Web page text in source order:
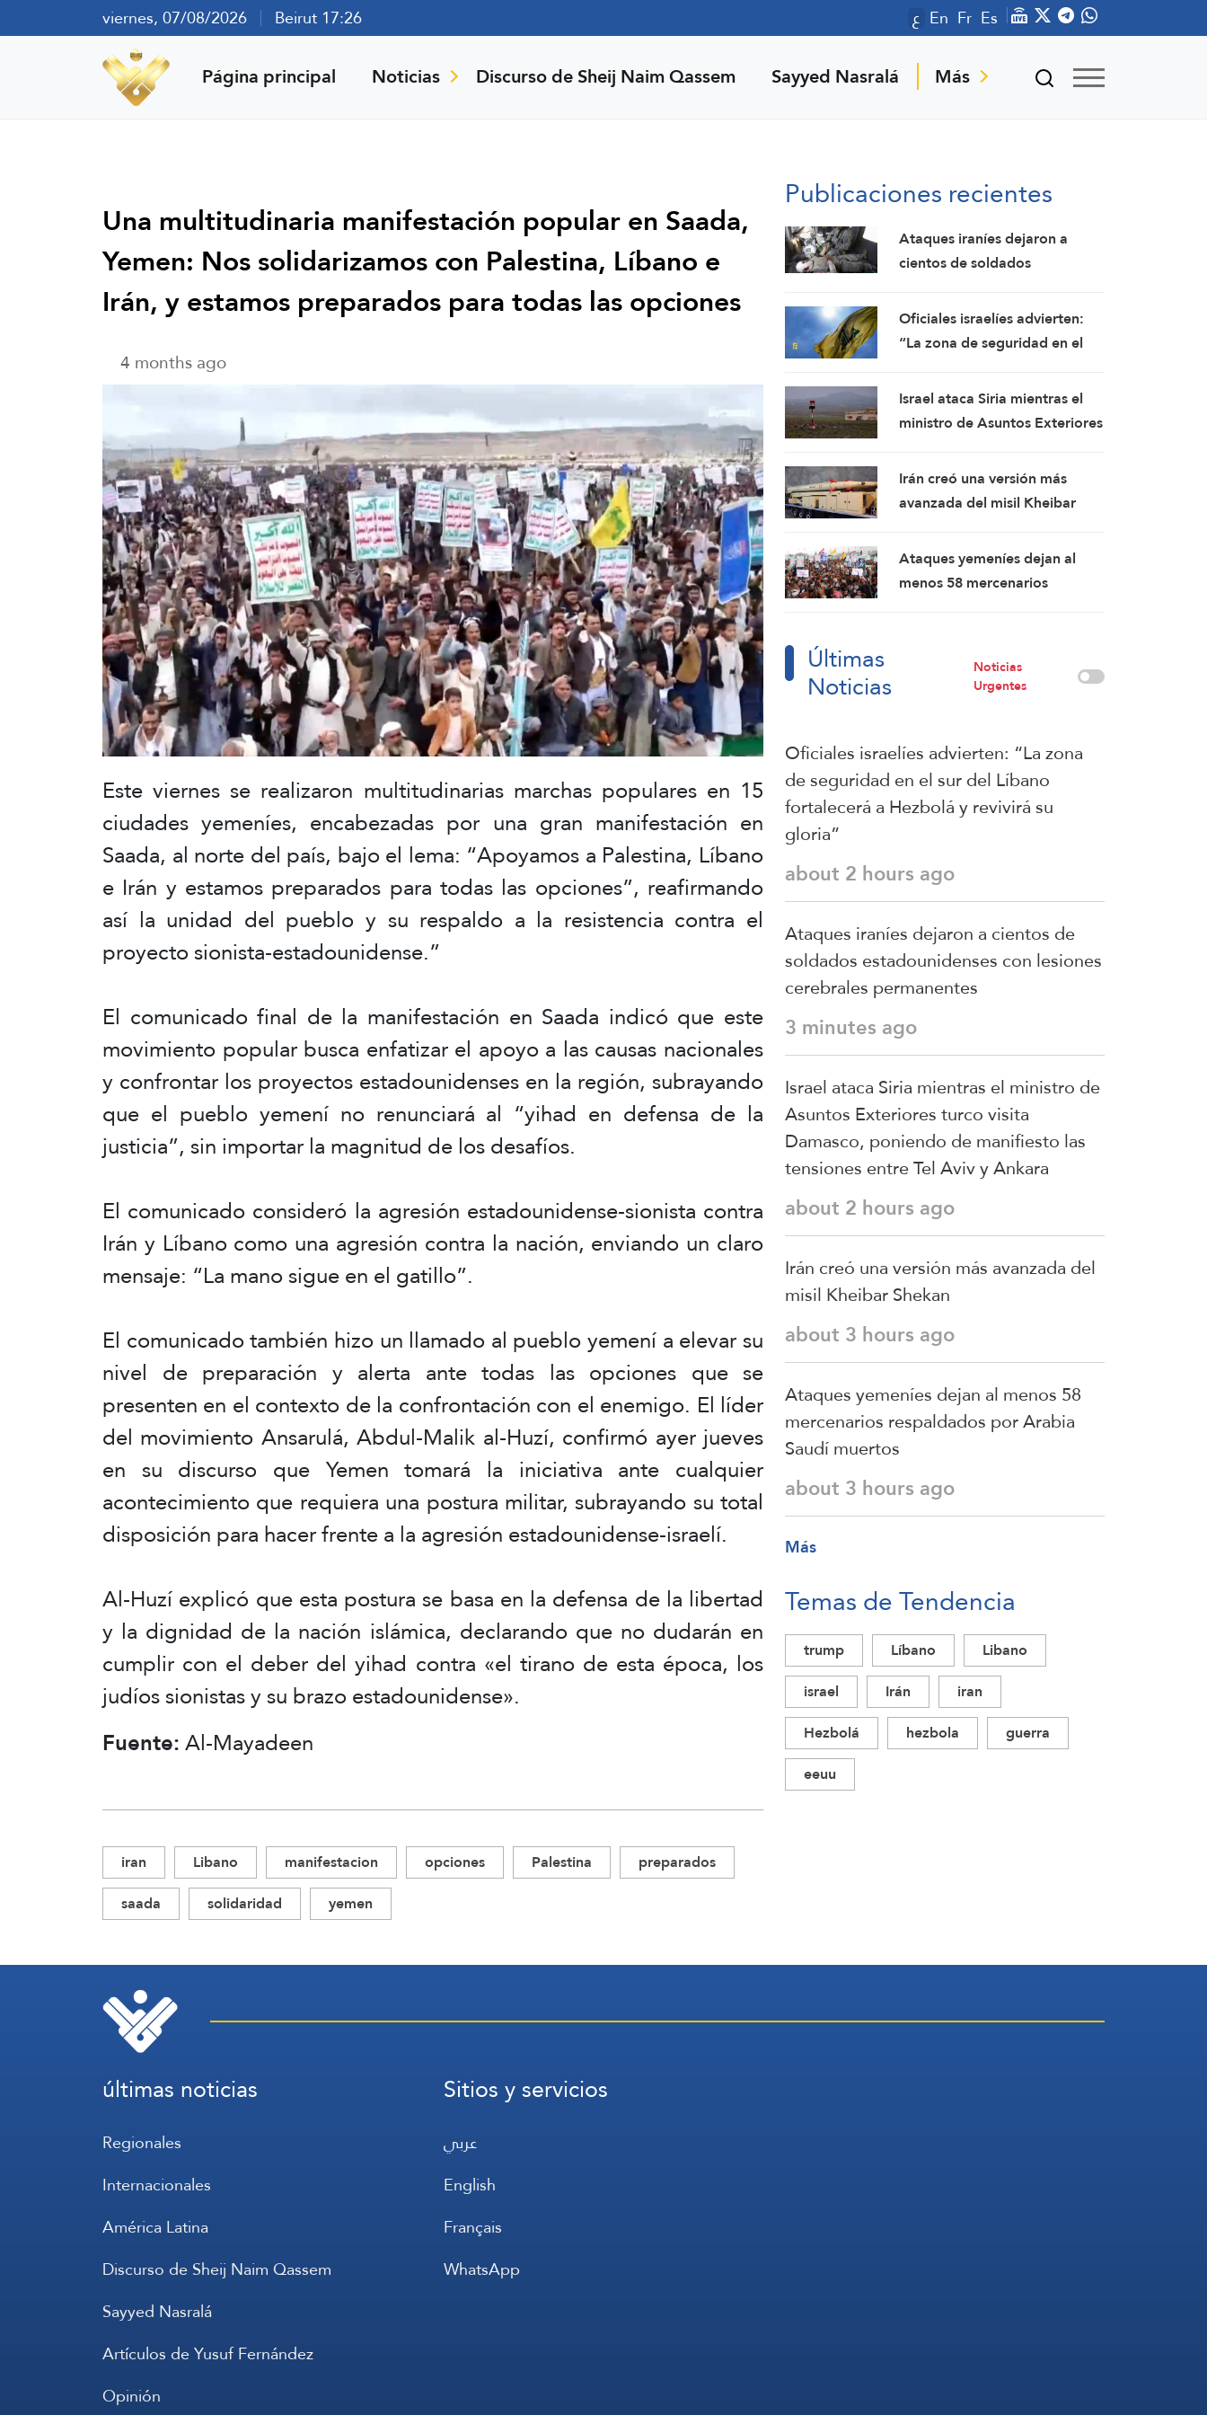
viernes, 07/08/2026 Beirut 17:26 ع En Fr Es
Página principal Noticias Discurso de Sheij Naim Qassem Sayyed Nasralá Más
Una multitudinaria manifestación popular en Saada,
Yemen: Nos solidarizamos con Palestina, Líbano e
Irán, y estamos preparados para todas las opciones
4 months ago
Este viernes se realizaron multitudinarias marchas populares en 15
ciudades yemeníes, encabezadas por una gran manifestación en
Saada, al norte del país, bajo el lema: “Apoyamos a Palestina, Líbano
e Irán y estamos preparados para todas las opciones”, reafirmando
así la unidad del pueblo y su respaldo a la resistencia contra el
proyecto sionista-estadounidense.”
El comunicado final de la manifestación en Saada indicó que este
movimiento popular busca enfatizar el apoyo a las causas nacionales
y confrontar los proyectos estadounidenses en la región, subrayando
que el pueblo yemení no renunciará al “yihad en defensa de la
justicia”, sin importar la magnitud de los desafíos.
El comunicado consideró la agresión estadounidense-sionista contra
Irán y Líbano como una agresión contra la nación, enviando un claro
mensaje: “La mano sigue en el gatillo”.
El comunicado también hizo un llamado al pueblo yemení a elevar su
nivel de preparación y alerta ante todas las opciones que se
presenten en el contexto de la confrontación con el enemigo. El líder
del movimiento Ansarulá, Abdul-Malik al-Huzí, confirmó ayer jueves
en su discurso que Yemen tomará la iniciativa ante cualquier
acontecimiento que requiera una postura militar, subrayando su total
disposición para hacer frente a la agresión estadounidense-israelí.
Al-Huzí explicó que esta postura se basa en la defensa de la libertad
y la dignidad de la nación islámica, declarando que no dudarán en
cumplir con el deber del yihad contra «el tirano de esta época, los
judíos sionistas y su brazo estadounidense».
Fuente:Al-Mayadeen
iran Libano manifestacion opciones Palestina
preparados
saada
solidaridad yemen
Publicaciones recientes
Ataques iraníes dejaron a
cientos de soldados
cerebrales permanentes
Oficiales israelíes advierten:
“La zona de seguridad en el
Hezbolá y revivirá su gloria”
Israel ataca Siria mientras el
ministro de Asuntos Exteriores
poniendo de manifiesto las
tensiones entre Tel Aviv y
Irán creó una versión más
avanzada del misil Kheibar
Ataques yemeníes dejan al
menos 58 mercenarios
Últimas
Noticias
Noticias
Urgentes
Oficiales israelíes advierten: “La zona
de seguridad en el sur del Líbano
fortalecerá a Hezbolá y revivirá su
gloria”
about 2 hours ago
Ataques iraníes dejaron a cientos de
soldados estadounidenses con lesiones
cerebrales permanentes
3 minutes ago
Israel ataca Siria mientras el ministro de
Asuntos Exteriores turco visita
Damasco, poniendo de manifiesto las
tensiones entre Tel Aviv y Ankara
about 2 hours ago
Irán creó una versión más avanzada del
misil Kheibar Shekan
about 3 hours ago
Ataques yemeníes dejan al menos 58
mercenarios respaldados por Arabia
Saudí muertos
about 3 hours ago
Más
Temas de Tendencia
trump Líbano
Libano
israel
Irán
iran
Hezbolá
hezbola
guerra
eeuu
últimas noticias
Regionales
Internacionales
América Latina
Discurso de Sheij Naim Qassem
Sayyed Nasralá
Artículos de Yusuf Fernández
Opinión
Sitios y servicios
عربي
English
Français
WhatsApp